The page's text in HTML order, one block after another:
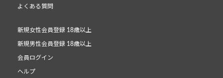
よくある質問
新規女性会員登録 18歳以上
新規男性会員登録 18歳以上
会員ログイン
ヘルプ